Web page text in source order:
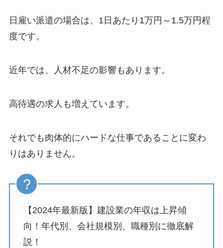
日雇い派遣の場合は、1日あたり1万円～1.5万円程
度です。
近年では、人材不足の影響もあります。
高待遇の求人も増えています。
それでも肉体的にハードな仕事であることに変わ
りはありません。
【2024年最新版】建設業の年収は上昇傾
向！年代別、会社規模別、職種別に徹底解
説！